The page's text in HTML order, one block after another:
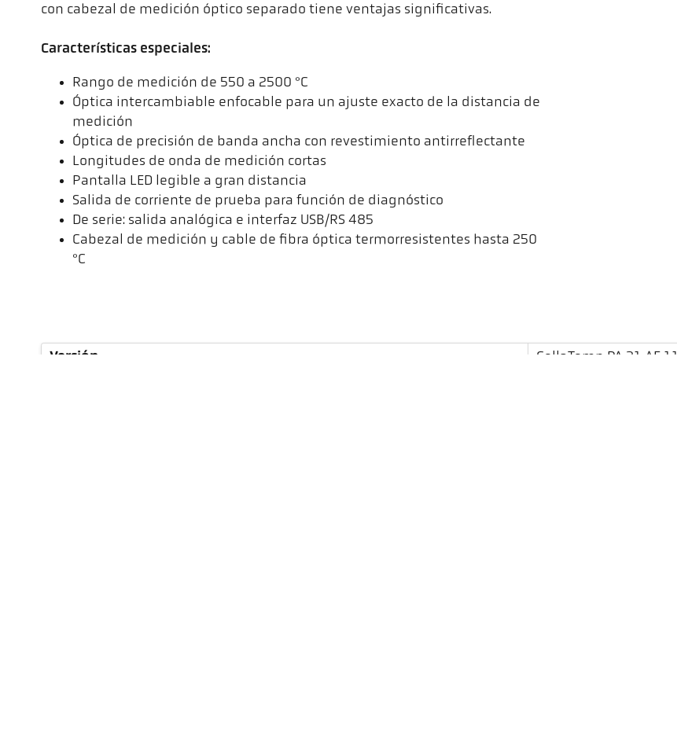
con cabezal de medición óptico separado tiene ventajas significativas.
Características especiales:
Rango de medición de 550 a 2500 °C
Óptica intercambiable enfocable para un ajuste exacto de la distancia de
medición
Óptica de precisión de banda ancha con revestimiento antirreflectante
Longitudes de onda de medición cortas
Pantalla LED legible a gran distancia
Salida de corriente de prueba para función de diagnóstico
De serie: salida analógica e interfaz USB/RS 485
Cabezal de medición y cable de fibra óptica termorresistentes hasta 250
°C
Versión
CellaTemp PA 31 AF 11